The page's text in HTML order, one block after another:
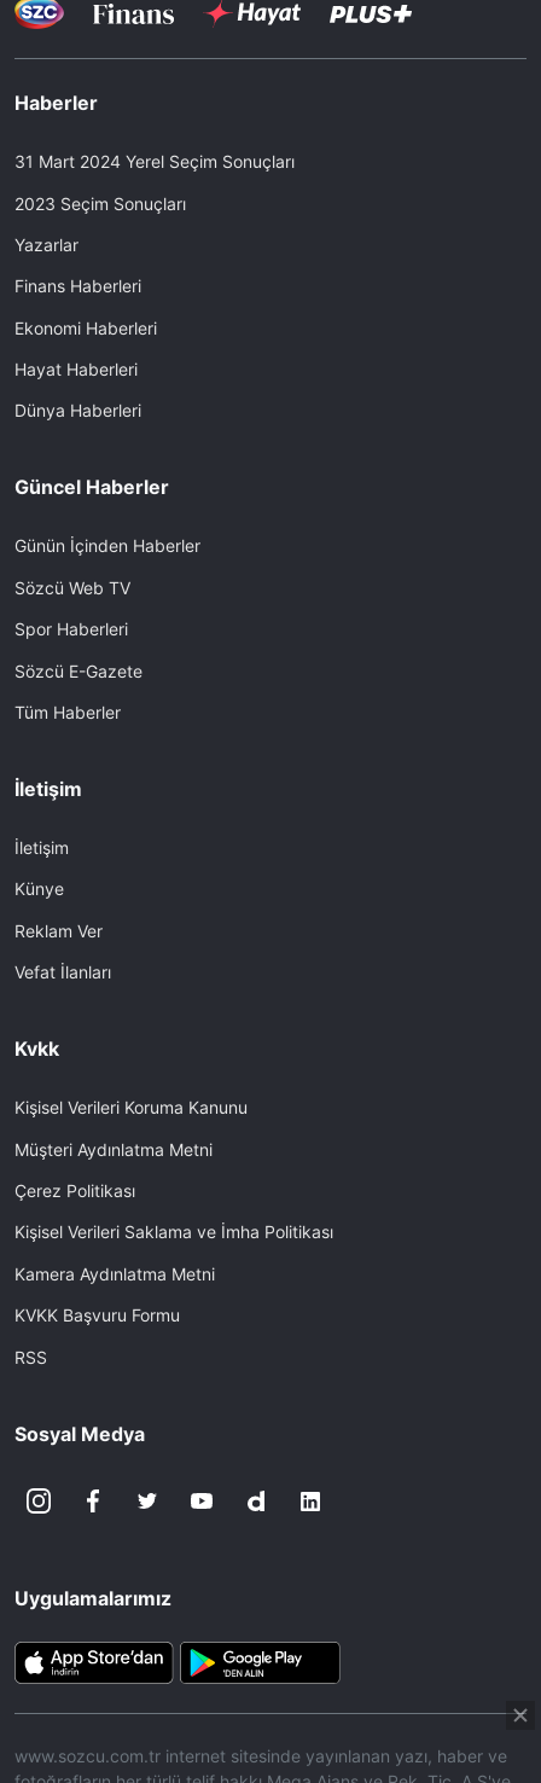
Haberler
31 Mart 2024 Yerel Seçim Sonuçları
2023 Seçim Sonuçları
Yazarlar
Finans Haberleri
Ekonomi Haberleri
Hayat Haberleri
Dünya Haberleri
Güncel Haberler
Günün İçinden Haberler
Sözcü Web TV
Spor Haberleri
Sözcü E-Gazete
Tüm Haberler
İletişim
İletişim
Künye
Reklam Ver
Vefat İlanları
Kvkk
Kişisel Verileri Koruma Kanunu
Müşteri Aydınlatma Metni
Çerez Politikası
Kişisel Verileri Saklama ve İmha Politikası
Kamera Aydınlatma Metni
KVKK Başvuru Formu
RSS
Sosyal Medya
Uygulamalarımız
www.sozcu.com.tr internet sitesinde yayınlanan yazı, haber ve